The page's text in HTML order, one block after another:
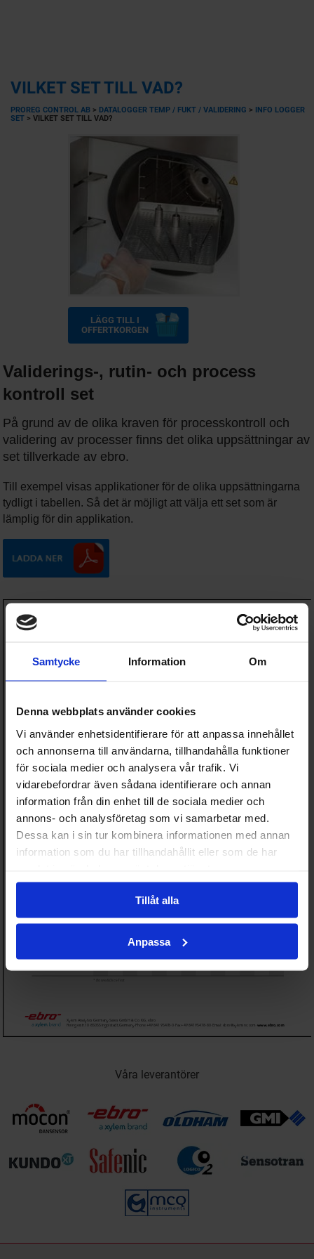
Samtycke Information Om
Denna webbplats använder cookies
Vi använder enhetsidentifierare för att anpassa innehållet
och annonserna till användarna, tillhandahålla funktioner
för sociala medier och analysera vår trafik. Vi
vidarebefordrar även sådana identifierare och annan
information från din enhet till de sociala medier och
annons- och analysföretag som vi samarbetar med.
Dessa kan i sin tur kombinera informationen med annan
information som du har tillhandahållit eller som de har
Tillåt alla
Anpassa
VILKET SET TILL VAD?
PROREG CONTROL AB > DATALOGGER TEMP / FUKT / VALIDERING > INFO LOGGER
SET > VILKET SET TILL VAD?
LÄGG TILL I
OFFERTKORGEN
Validerings-, rutin- och process
kontroll set
På grund av de olika kraven för processkontroll och
validering av processer finns det olika uppsättningar av
set tillverkade av ebro.
Till exempel visas applikationer för de olika uppsättningarna
tydligt i tabellen. Så det är möjligt att välja ett set som är
lämplig för din applikation.
Våra leverantörer